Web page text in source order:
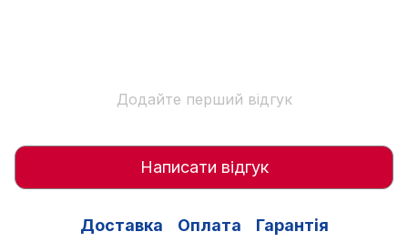
Додайте перший відгук
Написати відгук
Доставка Оплата Гарантія